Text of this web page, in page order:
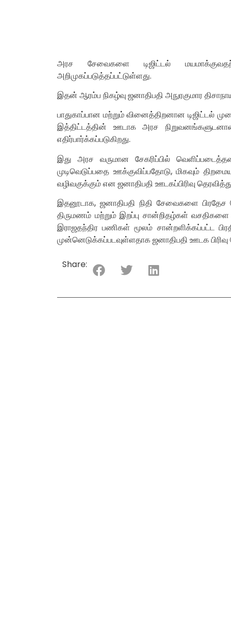
அரச சேவைகளை டிஜிட்டல்
அறிமுகப்படுத்தப்பட்டுள்ளது.
இதன் ஆரம்ப நிகழ்வு ஜனாதிபதி அநுரகுமார
பாதுகாப்பான மற்றும் வினைத்திறனான டிஜிட்டல்
இத்திட்டத்தின் ஊடாக அரச
எதிர்பார்க்கப்படுகிறது.
இது அரச வருமான சேகரிப்பில்
முடிவெடுப்பதை ஊக்குவிப்பதோடு, மிகவும்
வழிவகுக்கும் என ஜனாதிபதி ஊடகப்பிரிவு
இதனூடாக, ஜனாதிபதி நிதி சேவைகளை பிரதேச
திருமணம் மற்றும் இறப்பு சான்றிதழ்கள்
இராஜதந்திர பணிகள் மூலம் சான்றளிக்கப்பட்ட
முன்னெடுக்கப்படவுள்ளதாக ஜனாதிபதி ஊடக பிரிவு
Share: